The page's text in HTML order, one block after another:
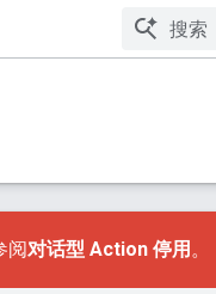
阅对话型 Action 停用 。